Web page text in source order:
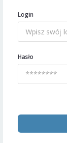
Login
Hasło